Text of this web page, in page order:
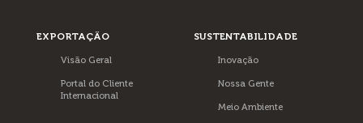
EXPORTAÇÃO
Visão Geral
Portal do Cliente
Internacional
SUSTENTABILIDADE
Inovação
Nossa Gente
Meio Ambiente